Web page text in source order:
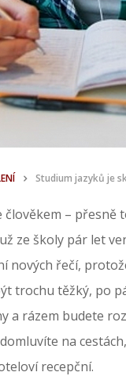
Studium jazyků je
– přesně
ze školy pár let
nových řečí,
trochu těžký, po
a rázem budete
na
recepční.